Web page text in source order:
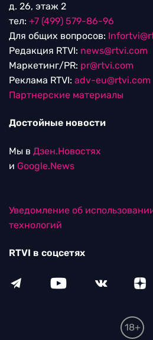
д. 26, этаж 2
тел: +7 (499) 579-86-96
Для общих вопросов:
Редакция RTVI: news@rtvi.com
Маркетинг/PR: pr@rtvi.com
Реклама RTVI: adv-eu@rtvi.com
Партнерские материалы
Достойные новости
Мы в Дзен.Новостях
и Google.News
Уведомление об
технологий
RTVI в соцсетях
18+